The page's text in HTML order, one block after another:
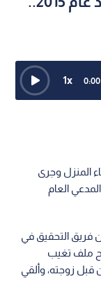
0:00
1x
المنزل وجرى
العام
فريق التحقيق في
ملف تغيب
من قبل زوجته، وألقي